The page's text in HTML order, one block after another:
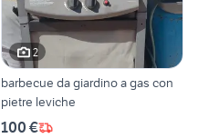
2
barbecue da giardino a gas con
pietre leviche
100 €